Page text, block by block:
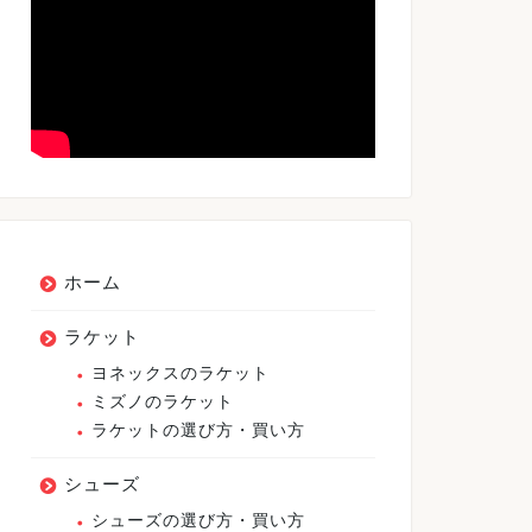
ホーム
ラケット
ヨネックスのラケット
ミズノのラケット
ラケットの選び方・買い方
シューズ
シューズの選び方・買い方